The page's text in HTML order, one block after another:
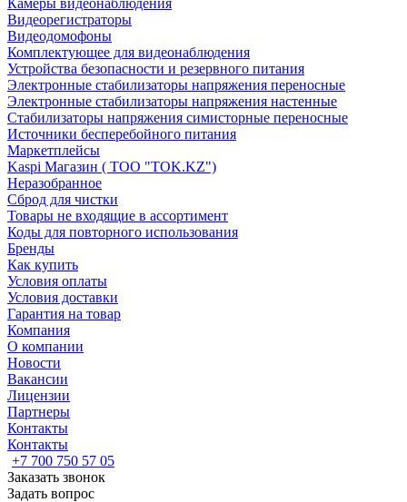
Камеры видеонаблюдения
Видеорегистраторы
Видеодомофоны
Комплектующее для видеонаблюдения
Устройства безопасности и резервного питания
Электронные стабилизаторы напряжения переносные
Электронные стабилизаторы напряжения настенные
Стабилизаторы напряжения симисторные переносные
Источники бесперебойного питания
Маркетплейсы
Kaspi Магазин ( ТОО "TOK.KZ")
Неразобранное
Сброд для чистки
Товары не входящие в ассортимент
Коды для повторного использования
Бренды
Как купить
Условия оплаты
Условия доставки
Гарантия на товар
Компания
О компании
Новости
Вакансии
Лицензии
Партнеры
Контакты
Контакты
+7 700 750 57 05
Заказать звонок
Задать вопрос